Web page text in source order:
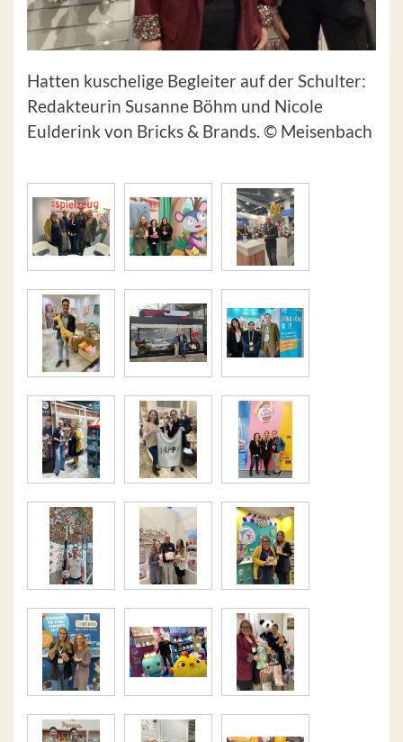
Hatten kuschelige Begleiter auf der Schulter:
Redakteurin Susanne Böhm und Nicole
Eulderink von Bricks & Brands. © Meisenbach